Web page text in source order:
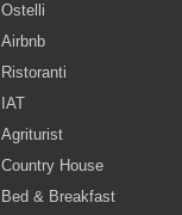
Ostelli
Airbnb
Ristoranti
IAT
Agriturist
Country House
Bed & Breakfast